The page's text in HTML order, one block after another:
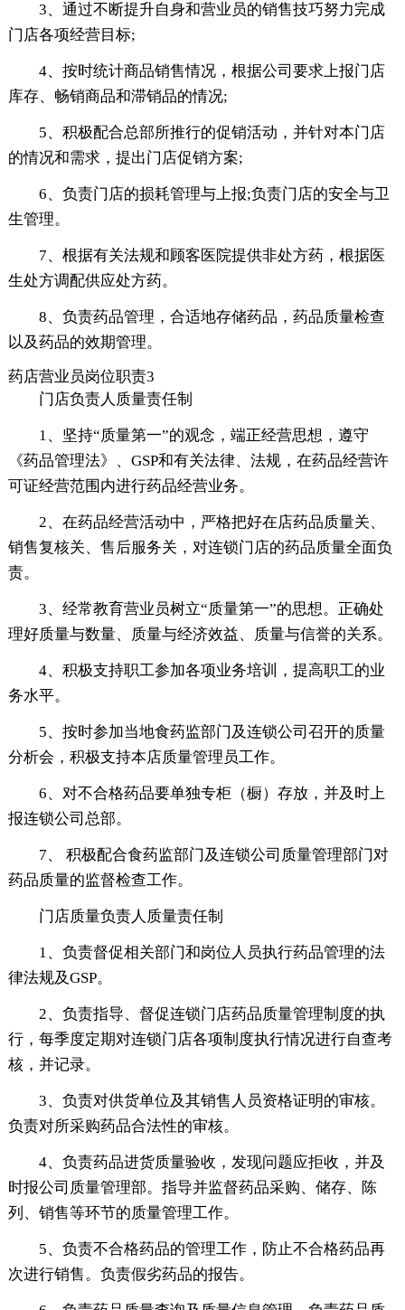
3、通过不断提升自身和营业员的销售技巧努力完成
门店各项经营目标;
4、按时统计商品销售情况，根据公司要求上报门店
库存、畅销商品和滞销品的情况;
5、积极配合总部所推行的促销活动，并针对本门店
的情况和需求，提出门店促销方案;
6、负责门店的损耗管理与上报;负责门店的安全与卫
生管理。
7、根据有关法规和顾客医院提供非处方药，根据医
生处方调配供应处方药。
8、负责药品管理，合适地存储药品，药品质量检查
以及药品的效期管理。
药店营业员岗位职责3
门店负责人质量责任制
1、坚持“质量第一”的观念，端正经营思想，遵守
《药品管理法》、GSP和有关法律、法规，在药品经营许
可证经营范围内进行药品经营业务。
2、在药品经营活动中，严格把好在店药品质量关、
销售复核关、售后服务关，对连锁门店的药品质量全面负
责。
3、经常教育营业员树立“质量第一”的思想。正确处
理好质量与数量、质量与经济效益、质量与信誉的关系。
4、积极支持职工参加各项业务培训，提高职工的业
务水平。
5、按时参加当地食药监部门及连锁公司召开的质量
分析会，积极支持本店质量管理员工作。
6、对不合格药品要单独专柜（橱）存放，并及时上
报连锁公司总部。
7、 积极配合食药监部门及连锁公司质量管理部门对
药品质量的监督检查工作。
门店质量负责人质量责任制
1、负责督促相关部门和岗位人员执行药品管理的法
律法规及GSP。
2、负责指导、督促连锁门店药品质量管理制度的执
行，每季度定期对连锁门店各项制度执行情况进行自查考
核，并记录。
3、负责对供货单位及其销售人员资格证明的审核。
负责对所采购药品合法性的审核。
4、负责药品进货质量验收，发现问题应拒收，并及
时报公司质量管理部。指导并监督药品采购、储存、陈
列、销售等环节的质量管理工作。
5、负责不合格药品的管理工作，防止不合格药品再
次进行销售。负责假劣药品的报告。